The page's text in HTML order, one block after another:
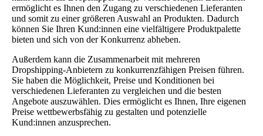
ermöglicht es Ihnen den Zugang zu verschiedenen Lieferanten
und somit zu einer größeren Auswahl an Produkten. Dadurch
können Sie Ihren Kund:innen eine vielfältigere Produktpalette
bieten und sich von der Konkurrenz abheben.
Außerdem kann die Zusammenarbeit mit mehreren
Dropshipping-Anbietern zu konkurrenzfähigen Preisen führen.
Sie haben die Möglichkeit, Preise und Konditionen bei
verschiedenen Lieferanten zu vergleichen und die besten
Angebote auszuwählen. Dies ermöglicht es Ihnen, Ihre eigenen
Preise wettbewerbsfähig zu gestalten und potenzielle
Kund:innen anzusprechen.